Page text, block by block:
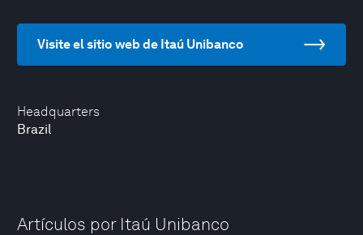
Headquarters
Brazil
Visite el sitio web de Itaú Unibanco
Artículos por Itaú Unibanco